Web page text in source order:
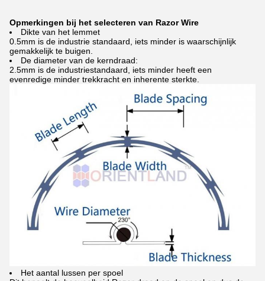
Opmerkingen bij het selecteren van Razor Wire
Dikte van het lemmet
0.5mm is de industrie standaard, iets minder is waarschijnlijk
gemakkelijk te buigen.
De diameter van de kerndraad:
2.5mm is de industriestandaard, iets minder heeft een
evenredige minder trekkracht en inherente sterkte.
Het aantal lussen per spoel